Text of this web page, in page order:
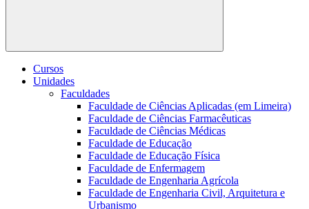
Buscar
Cursos
Unidades
Faculdades
Faculdade de Ciências Aplicadas (em Limeira)
Faculdade de Ciências Farmacêuticas
Faculdade de Ciências Médicas
Faculdade de Educação
Faculdade de Educação Física
Faculdade de Enfermagem
Faculdade de Engenharia Agrícola
Faculdade de Engenharia Civil, Arquitetura e
Urbanismo